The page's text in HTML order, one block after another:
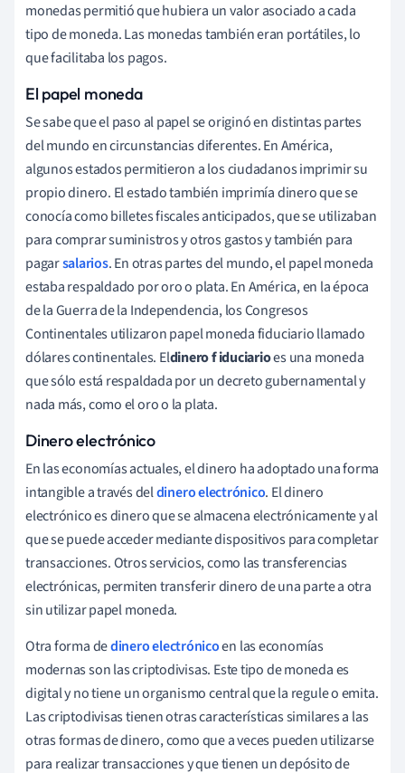
monedas permitió que hubiera un valor asociado a cada
tipo de moneda. Las monedas también eran portátiles, lo
que facilitaba los pagos.
El papel moneda
Se sabe que el paso al papel se originó en distintas partes
del mundo en circunstancias diferentes. En América,
algunos estados permitieron a los ciudadanos imprimir su
propio dinero. El estado también imprimía dinero que se
conocía como billetes fiscales anticipados, que se utilizaban
para comprar suministros y otros gastos y también para
pagarsalarios. En otras partes del mundo, el papel moneda
estaba respaldado por oro o plata. En América, en la época
de la Guerra de la Independencia, los Congresos
Continentales utilizaron papel moneda fiduciario llamado
dólares continentales. Eldinero fiduciarioesuna moneda
que sólo está respaldada por un decreto gubernamental y
nada más, como el oro o la plata.
Dinero electrónico
En las economías actuales, el dinero ha adoptado una forma
intangible a través deldinero electrónico. El dinero
electrónico es dinero que se almacena electrónicamente y al
que se puede acceder mediante dispositivos para completar
transacciones. Otros servicios, como las transferencias
electrónicas, permiten transferir dinero de una parte a otra
sin utilizar papel moneda.
Otra forma dedinero electrónicoen las economías
modernas son las criptodivisas. Este tipo de moneda es
digital y no tiene un organismo central que la regule o emita.
Las criptodivisas tienen otras características similares a las
otras formas de dinero, como que a veces pueden utilizarse
para realizar transacciones y que tienen un depósito de